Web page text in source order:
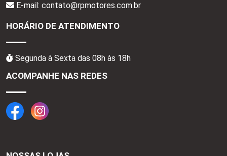
E-mail: contato@rpmotores.com.br
HORÁRIO DE ATENDIMENTO
Segunda à Sexta das 08h às 18h
ACOMPANHE NAS REDES